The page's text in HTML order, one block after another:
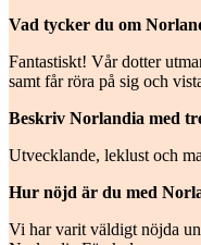
Vad tycker du om
Fantastiskt! Vår dotter
samt får röra på sig och
Beskriv Norlandia med
Utvecklande, leklust och
Hur nöjd är du med
Vi har varit väldigt nöjda